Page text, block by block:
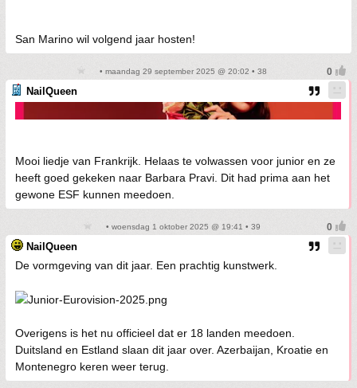
San Marino wil volgend jaar hosten!
• maandag 29 september 2025 @ 20:02 • 38
NailQueen
Mooi liedje van Frankrijk. Helaas te volwassen voor junior en ze
heeft goed gekeken naar Barbara Pravi. Dit had prima aan het
gewone ESF kunnen meedoen.
• woensdag 1 oktober 2025 @ 19:41 • 39
NailQueen
De vormgeving van dit jaar. Een prachtig kunstwerk.
Overigens is het nu officieel dat er 18 landen meedoen.
Duitsland en Estland slaan dit jaar over. Azerbaijan, Kroatie en
Montenegro keren weer terug.